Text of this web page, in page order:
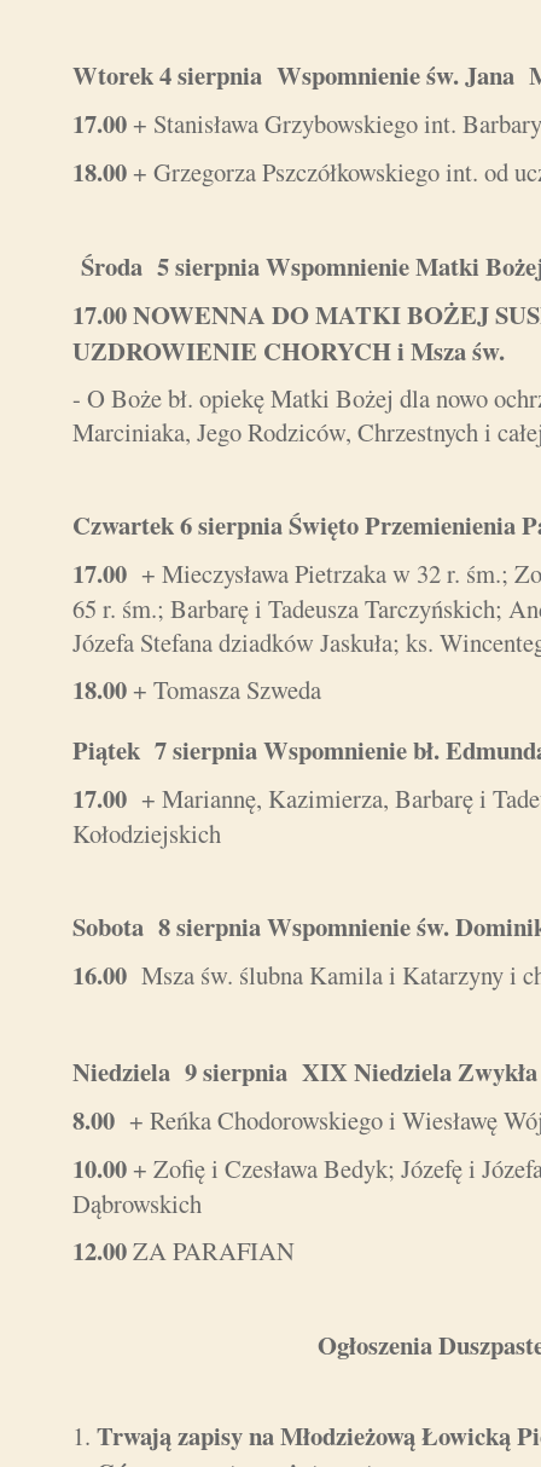
Wtorek 4 sierpnia Wspomnienie św. Jana
17.00+ Stanisława Grzybowskiego int.
18.00+ Grzegorza Pszczółkowskiego int. od
Środa 5 sierpnia Wspomnienie Matki
17.00NOWENNA DO MATKI BOŻEJ
UZDROWIENIE CHORYCH i Msza św.
- O Boże bł. opiekę Matki Bożej dla nowo
Marciniaka, Jego Rodziców, Chrzestnych i
Czwartek 6 sierpnia Święto Przemienienia
17.00 + Mieczysława Pietrzaka w 32 r. śm.;
65 r. śm.; Barbarę i Tadeusza Tarczyńskich;
Józefa Stefana dziadków Jaskuła; ks.
18.00+ Tomasza Szweda
Piątek 7 sierpnia Wspomnienie bł.
17.00 + Mariannę, Kazimierza, Barbarę i
Kołodziejskich
Sobota 8 sierpnia Wspomnienie św.
16.00 Msza św. ślubna Kamila i Katarzyny i
Niedziela 9 sierpnia XIX Niedziela
8.00 + Reńka Chodorowskiego i Wiesławę
10.00+ Zofię i Czesława Bedyk; Józefę i
Dąbrowskich
12.00ZA PARAFIAN
Ogłoszenia
Trwają zapisy na Młodzieżową Łowicką